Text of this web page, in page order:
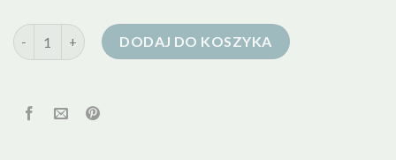
ilość kurtka puchowa arcteryxDODAJ DO KOSZYKA